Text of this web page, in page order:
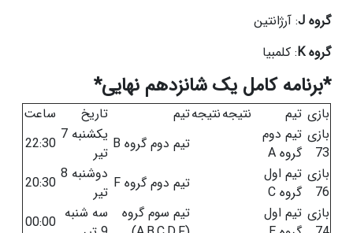
گروه J : آرژانتین
گروه K : کلمبیا
*برنامه کامل یک شانزدهم نهایی*
بازی تیم نتیجهنتیجهتیم تاریخ
ساعت
بازی
73
تیم دوم
گروه A
تیم دوم گروه B
یکشنبه 7
تیر
22:30
بازی
76
تیم اول
گروه C
تیم دوم گروه F
دوشنبه 8
تیر
20:30
بازی تیم اول
تیم سوم گروه
سه شنبه 00:00